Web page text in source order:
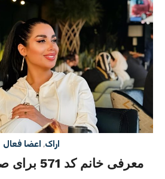
معرفی خانم کد 588 برای ازدواج موقت ماهیانه کرج در مهرشهر
معرفی خانم کد 587 برای ازدواج موقت ماهیانه در یزد
معرفی خانم کد 586 برای ازدواج موقت ماهیانه قزوین
معرفی خانم کد 585 برای ازدواج موقت ماهیانه در نوشهر
معرفی خانم کد 584 برای صیغه ماهانه زنجان و ازدواج موقت
اراک, اعضا فعال
معرفی خانم کد 571 برای صیغه موقت اراک